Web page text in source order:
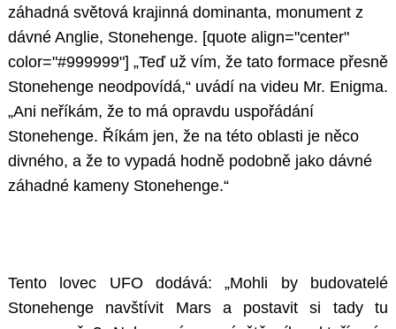
záhadná světová krajinná dominanta, monument z
dávné Anglie, Stonehenge. [quote align="center"
color="#999999"] „Teď už vím, že tato formace přesně
Stonehenge neodpovídá,“ uvádí na videu Mr. Enigma.
„Ani neříkám, že to má opravdu uspořádání
Stonehenge. Říkám jen, že na této oblasti je něco
divného, a že to vypadá hodně podobně jako dávné
záhadné kameny Stonehenge.“
Tento lovec UFO dodává: „Mohli by budovatelé
Stonehenge navštívit Mars a postavit si tady tu